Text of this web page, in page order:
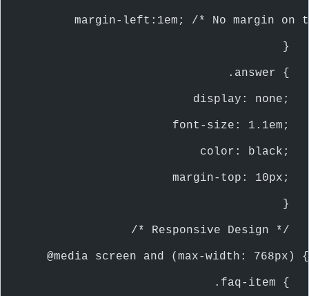
margin-left:1em; /* No margin on
    }
    .answer {
        display: none;
        font-size: 1.1em;
        color: black;
        margin-top: 10px;
    }
    /* Responsive Design */
    @media screen and (max-width: 768px) {
        .faq-item {